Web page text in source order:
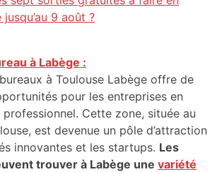
9 août ?
à Labège :
à Toulouse Labège offre de
pour les entreprises en
professionnel. Cette zone, située au
est devenue un pôle d’attraction
innovantes et les startups. Les
trouver à Labège une variété